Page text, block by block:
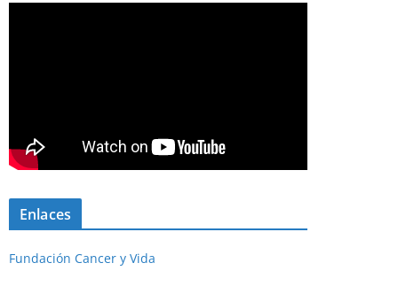
Enlaces
Fundación Cancer y Vida